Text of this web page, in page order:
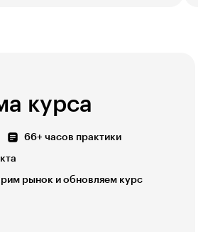
курса
66+ часов практики
рынок и обновляем курс